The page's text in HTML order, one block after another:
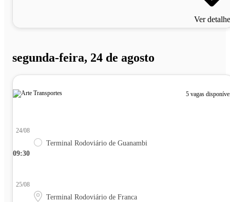
Ver
segunda-feira, 24 de agosto
5 vagas
09:30
24/08
Terminal Rodoviário de Guanambi
25/08
Terminal Rodoviário de Franca